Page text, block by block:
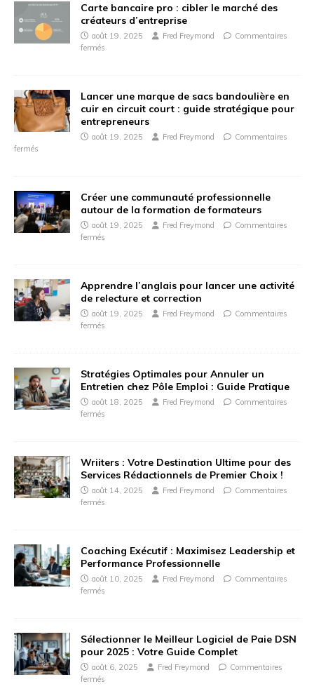
Carte bancaire pro : cibler le marché des
créateurs d’entreprise
août 19, 2025 Fred Freymond
Commentaires
fermés
Lancer une marque de sacs bandoulière en
cuir en circuit court : guide stratégique pour
entrepreneurs
août 19, 2025 Fred Freymond
Commentaires
fermés
Créer une communauté professionnelle
autour de la formation de formateurs
août 19, 2025 Fred Freymond
Commentaires
fermés
Apprendre l’anglais pour lancer une activité
de relecture et correction
août 19, 2025 Fred Freymond
Commentaires
fermés
Stratégies Optimales pour Annuler un
Entretien chez Pôle Emploi : Guide Pratique
août 18, 2025 Fred Freymond
Commentaires
fermés
Wriiters : Votre Destination Ultime pour des
Services Rédactionnels de Premier Choix !
août 14, 2025 Fred Freymond
Commentaires
fermés
Coaching Exécutif : Maximisez Leadership et
Performance Professionnelle
août 10, 2025 Fred Freymond
Commentaires
fermés
Sélectionner le Meilleur Logiciel de Paie DSN
pour 2025 : Votre Guide Complet
août 6, 2025 Fred Freymond
Commentaires
fermés